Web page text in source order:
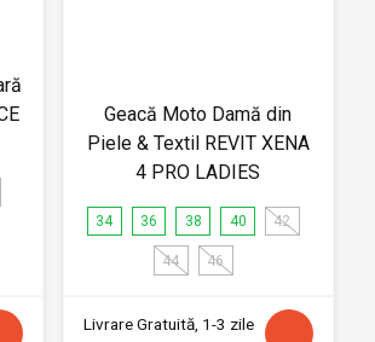
Geacă Moto Damă din
Piele & Textil REVIT XENA
4 PRO LADIES
34 36 38 40 42
44 46
Livrare Gratuită, 1-3 zile